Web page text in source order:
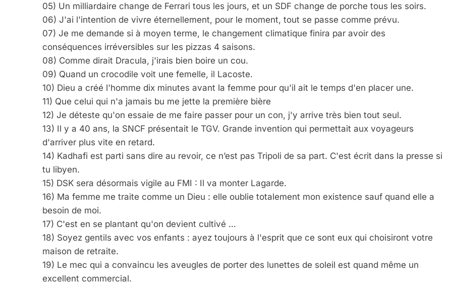
05) Un milliardaire change de Ferrari tous les jours, et un SDF change de porche tous les soirs.
06) J'ai l'intention de vivre éternellement, pour le moment, tout se passe comme prévu.
07) Je me demande si à moyen terme, le changement climatique finira par avoir des
conséquences irréversibles sur les pizzas 4 saisons.
08) Comme dirait Dracula, j'irais bien boire un cou.
09) Quand un crocodile voit une femelle, il Lacoste.
10) Dieu a créé l'homme dix minutes avant la femme pour qu'il ait le temps d'en placer une.
11) Que celui qui n'a jamais bu me jette la première bière
12) Je déteste qu'on essaie de me faire passer pour un con, j'y arrive très bien tout seul.
13) Il y a 40 ans, la SNCF présentait le TGV. Grande invention qui permettait aux voyageurs
d'arriver plus vite en retard.
14) Kadhafi est parti sans dire au revoir, ce n’est pas Tripoli de sa part. C'est écrit dans la presse si
tu libyen.
15) DSK sera désormais vigile au FMI : Il va monter Lagarde.
16) Ma femme me traite comme un Dieu : elle oublie totalement mon existence sauf quand elle a
besoin de moi.
17) C'est en se plantant qu'on devient cultivé …
18) Soyez gentils avec vos enfants : ayez toujours à l'esprit que ce sont eux qui choisiront votre
maison de retraite.
19) Le mec qui a convaincu les aveugles de porter des lunettes de soleil est quand même un
excellent commercial.
5
2025, L’année La Plus Meurtrière Selon Le Rapport D’ADL Contre
FRANCE ISRAÉL
6
FIÈRE, DIGNE ET RÉSILIENTE : POURQUOI JE REVENDIQUE MA JUDAÏTE
ISRAÉL JUDAISME